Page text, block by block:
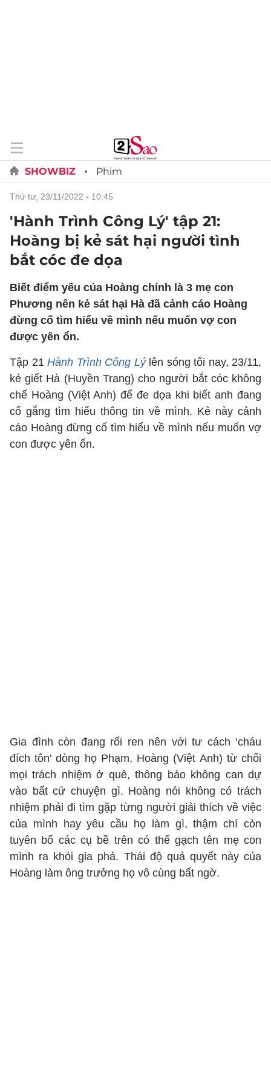
SHOWBIZ Phim
thứ tư, 23/11/2022 - 10:45
'Hành Trình Công Lý' tập 21:
Hoàng bị kẻ sát hại người tình
bắt cóc đe dọa
Biết điểm yếu của Hoàng chính là 3 mẹ con
Phương nên kẻ sát hại Hà đã cảnh cáo Hoàng
đừng cố tìm hiểu về mình nếu muốn vợ con
được yên ổn.
Tập 21 Hành Trình Công Lýlên sóng tối nay, 23/11,
kẻ giết Hà (Huyền Trang) cho người bắt cóc không
chế Hoàng (Việt Anh) để đe dọa khi biết anh đang
cố gắng tìm hiểu thông tin về mình. Kẻ này cảnh
cáo Hoàng đừng cố tìm hiểu về mình nếu muốn vợ
con được yên ổn.
Gia đình còn đang rối ren nên với tư cách ‘cháu
đích tôn’ dòng họ Phạm, Hoàng (Việt Anh) từ chối
mọi trách nhiệm ở quê, thông báo không can dự
vào bất cứ chuyện gì. Hoàng nói không có trách
nhiệm phải đi tìm gặp từng người giải thích về việc
của mình hay yêu cầu họ làm gì, thậm chí còn
tuyên bố các cụ bề trên có thể gạch tên mẹ con
mình ra khỏi gia phả. Thái độ quả quyết này của
Hoàng làm ông trưởng họ vô cùng bất ngờ.